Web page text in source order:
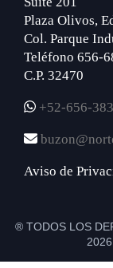
Plaza Olivos,
Col. Parque
Teléfono 656-
C.P. 32470
+52-656-
Aviso de
® TODOS LOS